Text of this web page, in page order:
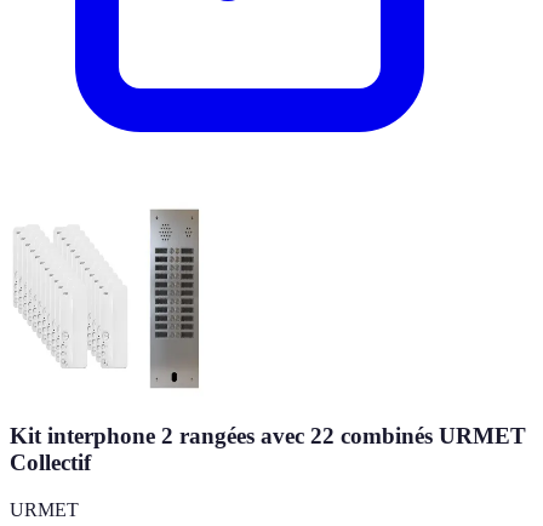
Kit interphone 2 rangées avec 22 combinés URMET
Collectif
URMET